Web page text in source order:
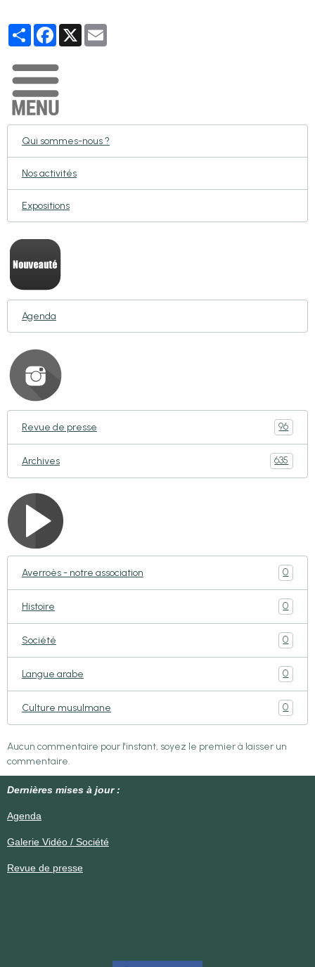
PartagerFacebook
X
Qui sommes-nous ?
Nos activités
Expositions
Agenda
Revue de presse 96
Archives 635
Averroès - notre association 0
Histoire 0
Société 0
Langue arabe 0
Culture musulmane 0
Aucun commentaire pour l'instant, soyez le premier à laisser un
commentaire.
Dernières mises à jour :
Agenda
Galerie Vidéo / Société
Revue de presse